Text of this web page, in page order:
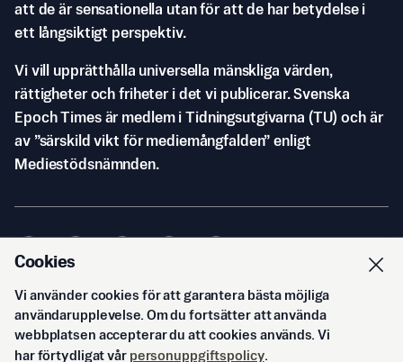
att de är sensationella utan för att de har betydelse i
ett långsiktigt perspektiv.
Vi vill upprätthålla universella mänskliga värden,
rättigheter och friheter i det vi publicerar. Svenska
Epoch Times är medlem i Tidningsutgivarna (TU) och är
av ”särskild vikt för mediemångfalden” enligt
Mediestödsnämnden.
© Svenska Epoch Times AB2026
Cookies
Vi använder cookies för att garantera bästa möjliga
användarupplevelse. Om du fortsätter att använda
webbplatsen accepterar du att cookies används. Vi
har förtydligat vår personuppgiftspolicy.